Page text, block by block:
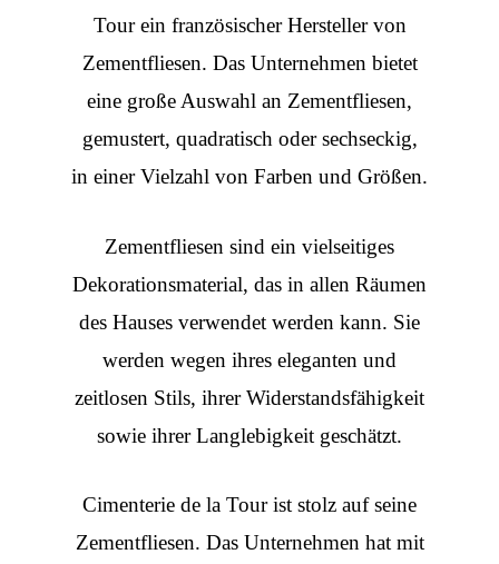
Tour ein französischer Hersteller von
Zementfliesen. Das Unternehmen bietet
eine große Auswahl an Zementfliesen,
gemustert, quadratisch oder sechseckig,
in einer Vielzahl von Farben und Größen.
Zementfliesen sind ein vielseitiges
Dekorationsmaterial, das in allen Räumen
des Hauses verwendet werden kann. Sie
werden wegen ihres eleganten und
zeitlosen Stils, ihrer Widerstandsfähigkeit
sowie ihrer Langlebigkeit geschätzt.
Cimenterie de la Tour ist stolz auf seine
Zementfliesen. Das Unternehmen hat mit